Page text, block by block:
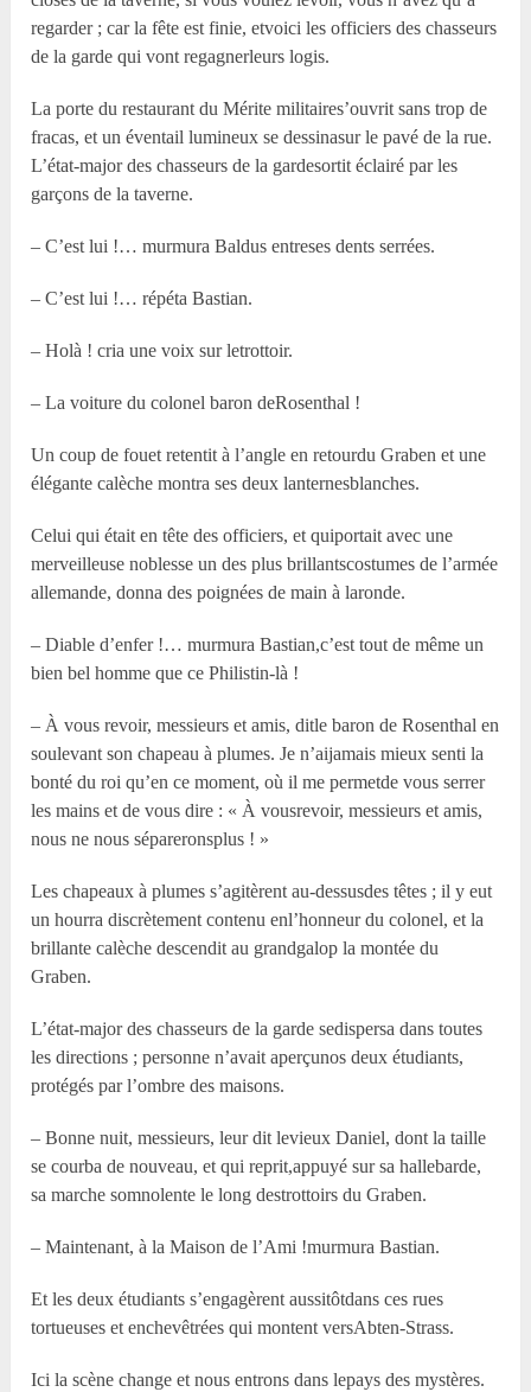
regarder ; car la fête est finie, etvoici les officiers des chasseurs
de la garde qui vont regagnerleurs logis.
La porte du restaurant du Mérite militaires’ouvrit sans trop de
fracas, et un éventail lumineux se dessinasur le pavé de la rue.
L’état-major des chasseurs de la gardesortit éclairé par les
garçons de la taverne.
– C’est lui !… murmura Baldus entreses dents serrées.
– C’est lui !… répéta Bastian.
– Holà ! cria une voix sur letrottoir.
– La voiture du colonel baron deRosenthal !
Un coup de fouet retentit à l’angle en retourdu Graben et une
élégante calèche montra ses deux lanternesblanches.
Celui qui était en tête des officiers, et quiportait avec une
merveilleuse noblesse un des plus brillantscostumes de l’armée
allemande, donna des poignées de main à laronde.
– Diable d’enfer !… murmura Bastian,c’est tout de même un
bien bel homme que ce Philistin-là !
– À vous revoir, messieurs et amis, ditle baron de Rosenthal en
soulevant son chapeau à plumes. Je n’aijamais mieux senti la
bonté du roi qu’en ce moment, où il me permetde vous serrer
les mains et de vous dire : « À vousrevoir, messieurs et amis,
nous ne nous sépareronsplus ! »
Les chapeaux à plumes s’agitèrent au-dessusdes têtes ; il y eut
un hourra discrètement contenu enl’honneur du colonel, et la
brillante calèche descendit au grandgalop la montée du
Graben.
L’état-major des chasseurs de la garde sedispersa dans toutes
les directions ; personne n’avait aperçunos deux étudiants,
protégés par l’ombre des maisons.
– Bonne nuit, messieurs, leur dit levieux Daniel, dont la taille
se courba de nouveau, et qui reprit,appuyé sur sa hallebarde,
sa marche somnolente le long destrottoirs du Graben.
– Maintenant, à la Maison de l’Ami !murmura Bastian.
Et les deux étudiants s’engagèrent aussitôtdans ces rues
tortueuses et enchevêtrées qui montent versAbten-Strass.
Ici la scène change et nous entrons dans lepays des mystères.